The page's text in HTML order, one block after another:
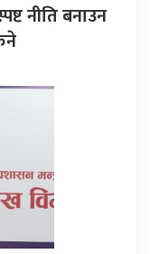
नीति बनाउन